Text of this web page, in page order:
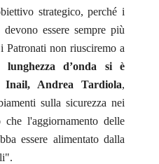
strategico, perché i
essere sempre più
non riusciremo a
lunghezza d’onda si è
Andrea Tardiola,
sulla sicurezza nei
l'aggiornamento delle
essere alimentato dalla